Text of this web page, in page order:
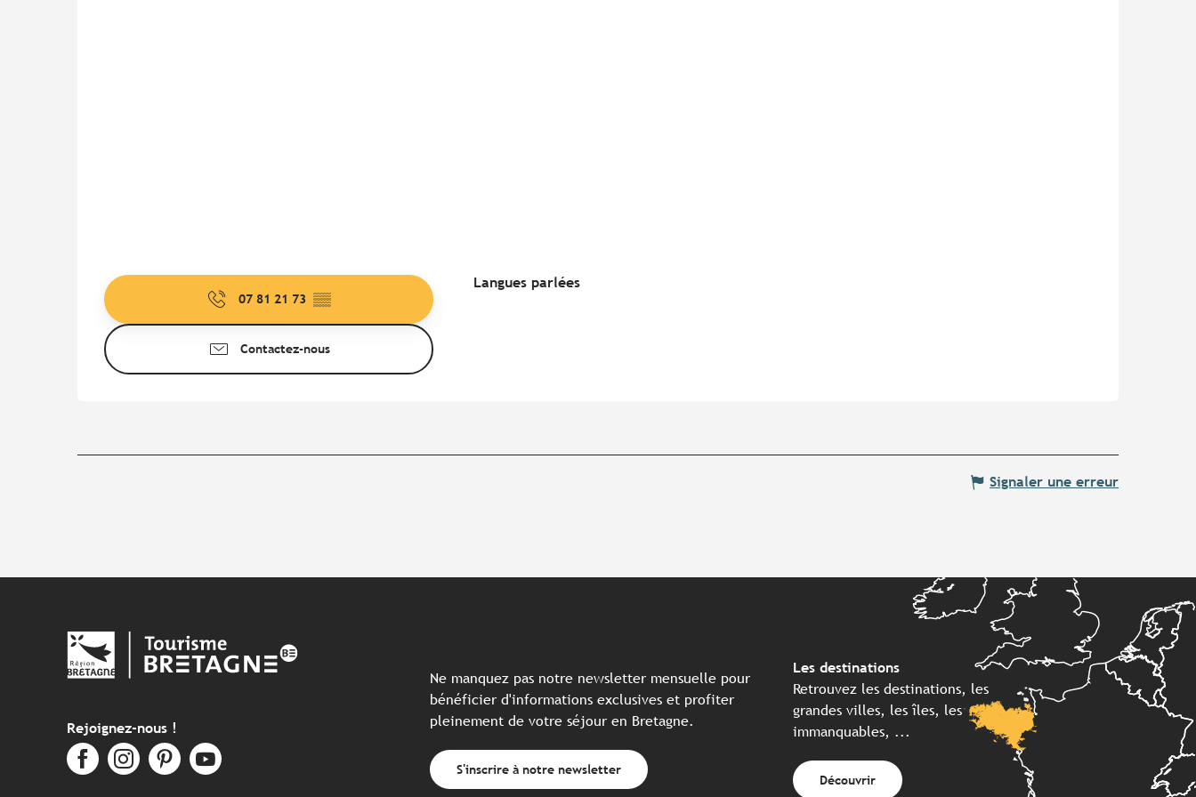
07 81 21 73 ▒▒
Contactez-nous
Langues parlées
Langues parlées
Signaler une erreur
Rejoignez-nous !
Ne manquez pas notre newsletter mensuelle pour
bénéficier d'informations exclusives et profiter
pleinement de votre séjour en Bretagne.
S'inscrire à notre newsletter
Les destinations
Retrouvez les destinations, les
grandes villes, les îles, les
immanquables, ...
Découvrir